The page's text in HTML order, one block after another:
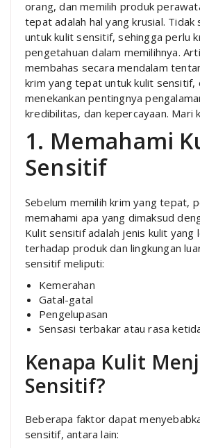
orang, dan memilih produk
tepat adalah hal yang krusial. Tidak
untuk kulit sensitif, sehingga perlu
pengetahuan dalam memilihnya.
membahas secara mendalam
krim yang tepat untuk kulit sensitif,
menekankan pentingnya
kredibilitas, dan kepercayaan. Mari
1. Memahami
Sensitif
Sebelum memilih krim yang tepat,
memahami apa yang dimaksud
Kulit sensitif adalah jenis kulit yang
terhadap produk dan lingkungan
sensitif meliputi:
Kemerahan
Gatal-gatal
Pengelupasan
Sensasi terbakar atau rasa
Kenapa Kulit
Sensitif?
Beberapa faktor dapat
sensitif, antara lain: